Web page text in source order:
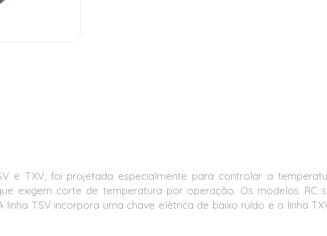
e TXV, foi projetada especialmente para controlar a
exigem corte de temperatura por operação. Os modelos RC
TSV incorpora uma chave elétrica de baixo ruído e a linha